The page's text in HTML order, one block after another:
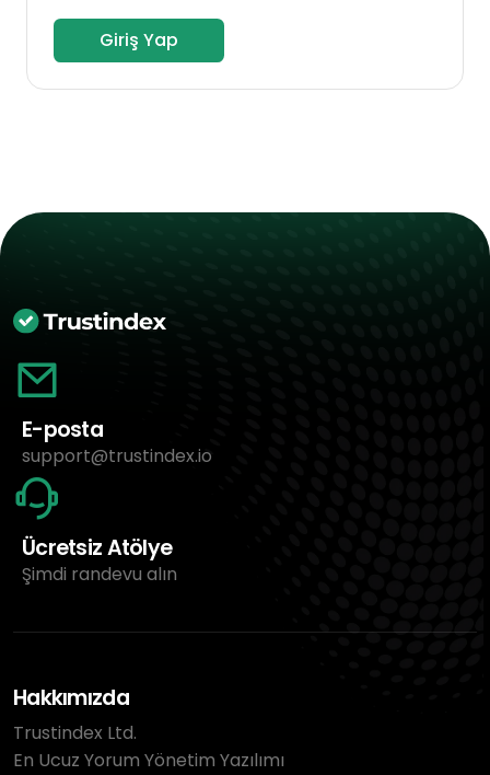
Giriş Yap
E-posta
support@trustindex.io
Ücretsiz Atölye
Şimdi randevu alın
Hakkımızda
Trustindex Ltd.
En Ucuz Yorum Yönetim Yazılımı